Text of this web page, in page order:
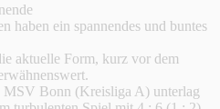
haben ein spannendes und buntes
aktuelle Form, kurz vor dem
MSV Bonn (Kreisliga A) unterlag